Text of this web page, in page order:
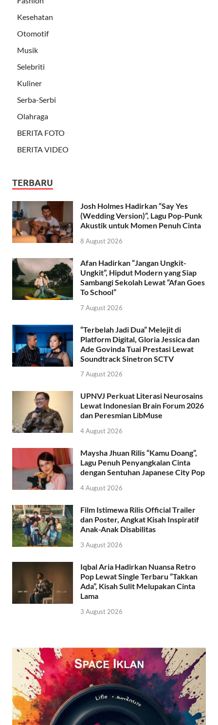
Kesehatan
Otomotif
Musik
Selebriti
Kuliner
Serba-Serbi
Olahraga
BERITA FOTO
BERITA VIDEO
TERBARU
Josh Holmes Hadirkan “Say Yes
(Wedding Version)”, Lagu Pop-Punk
Akustik untuk Momen Penuh Cinta
8 August 2026
Afan Hadirkan “Jangan Ungkit-
Ungkit”, Hipdut Modern yang Siap
Sambangi Sekolah Lewat “Afan Goes
To School”
7 August 2026
“Terbelah Jadi Dua” Melejit di
Platform Digital, Gloria Jessica dan
Ade Govinda Tuai Prestasi Lewat
Soundtrack Sinetron SCTV
7 August 2026
UPNVJ Perkuat Literasi Neurosains
Lewat Indonesian Brain Forum 2026
dan Peresmian LibMuse
4 August 2026
Maysha Jhuan Rilis “Kamu Doang”,
Lagu Penuh Penyangkalan Cinta
dengan Sentuhan Japanese City Pop
4 August 2026
Film Istimewa Rilis Official Trailer
dan Poster, Angkat Kisah Inspiratif
Anak-Anak Disabilitas
3 August 2026
Iqbal Aria Hadirkan Nuansa Retro
Pop Lewat Single Terbaru “Takkan
Ada”, Kisah Sulit Melupakan Cinta
Lama
3 August 2026